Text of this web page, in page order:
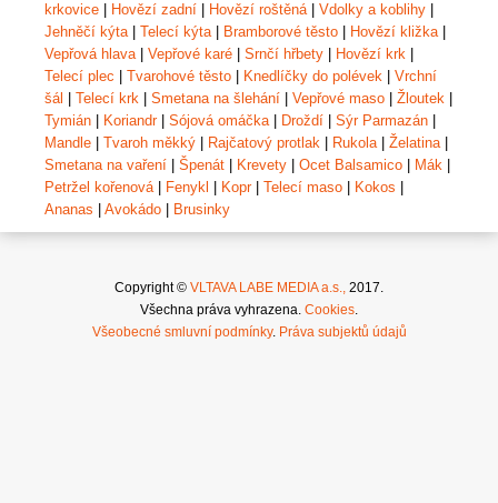
krkovice
Hovězí zadní Hovězí roštěná| Vdolky a koblihy
Jehněčí kýta| Telecí kýta| Bramborové těsto Hovězí kližka|
Vepřová hlava| Vepřové karé Srnčí hřbety Hovězí krk
Telecí plec
Tvarohové těsto Knedlíčky do polévek
Vrchní
šál
Telecí krk Smetana na šlehání Vepřové maso Žloutek
Tymián
Koriandr| Sójová omáčka| Droždí Sýr Parmazán
Mandle
Tvaroh měkký Rajčatový protlak Rukola| Želatina|
Smetana na vaření
Špenát Krevety Ocet Balsamico Mák
Petržel kořenová| Fenykl Kopr| Telecí maso Kokos
Ananas
Avokádo Brusinky
Copyright © VLTAVA LABE MEDIA a.s., 2017.
Všechna práva vyhrazena. Cookies.
Všeobecné smluvní podmínky. Práva subjektů údajů